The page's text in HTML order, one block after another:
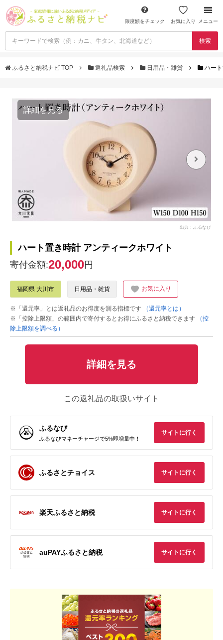
限度額をチェック お気に入り メニュー
検索
ふるさと納税ナビ TOP 返礼品検索 日用品・雑貨 ハー
詳細を見る
出典：ふるなび
ハート置き時計 アンティークホワイト
寄付金額:20,000円
福岡県 大川市 日用品・雑貨 お気に入り
※「還元率」とは返礼品のお得度を測る指標です
（還元率とは）
※「控除上限額」の範囲内で寄付するとお得にふるさと納税できます
（控
除上限額を調べる）
詳細を見る
この返礼品の取扱いサイト
ふるなび
ふるなびマネーチャージで5%即増量中！
サイトに行く
ふるさとチョイス サイトに行く
楽天ふるさと納税 サイトに行く
auPAYふるさと納税 サイトに行く